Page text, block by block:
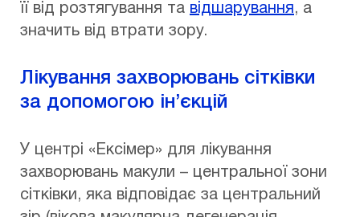
її від розтягування та відшарування, а
значить від втрати зору.
Лікування захворювань сітківки
за допомогою ін’єкцій
У центрі «Ексімер» для лікування
захворювань макули – центральної зони
сітківки, яка відповідає за центральний